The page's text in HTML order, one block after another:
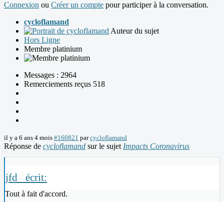
Connexion ou Créer un compte pour participer à la conversation.
cycloflamand
Auteur du sujet
Hors Ligne
Membre platinium
Messages : 2964
Remerciements reçus 518
il y a 6 ans 4 mois #160821 parcycloflamand
Réponse de cycloflamand sur le sujet Impacts Coronavirus
jfd_ écrit:
Tout à fait d'accord.